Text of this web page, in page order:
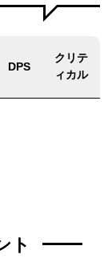
DPS
クリテ
ィカル
ト